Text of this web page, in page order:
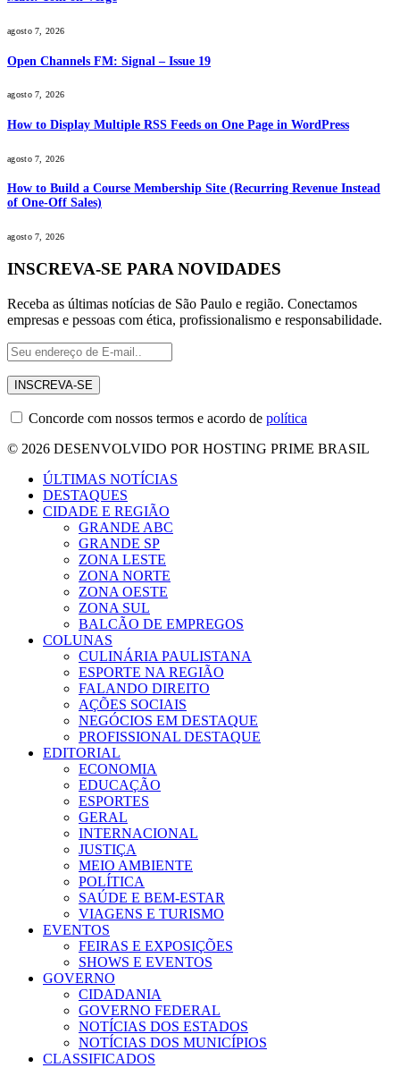
agosto 7, 2026
Open Channels FM: Signal – Issue 19
agosto 7, 2026
How to Display Multiple RSS Feeds on One Page in WordPress
agosto 7, 2026
How to Build a Course Membership Site (Recurring Revenue Instead
of One-Off Sales)
agosto 7, 2026
INSCREVA-SE PARA NOVIDADES
Receba as últimas notícias de São Paulo e região. Conectamos
empresas e pessoas com ética, profissionalismo e responsabilidade.
Concorde com nossos termos e acordo de política
© 2026 DESENVOLVIDO POR HOSTING PRIME BRASIL
ÚLTIMAS NOTÍCIAS
DESTAQUES
CIDADE E REGIÃO
GRANDE ABC
GRANDE SP
ZONA LESTE
ZONA NORTE
ZONA OESTE
ZONA SUL
BALCÃO DE EMPREGOS
COLUNAS
CULINÁRIA PAULISTANA
ESPORTE NA REGIÃO
FALANDO DIREITO
AÇÕES SOCIAIS
NEGÓCIOS EM DESTAQUE
PROFISSIONAL DESTAQUE
EDITORIAL
ECONOMIA
EDUCAÇÃO
ESPORTES
GERAL
INTERNACIONAL
JUSTIÇA
MEIO AMBIENTE
POLÍTICA
SAÚDE E BEM-ESTAR
VIAGENS E TURISMO
EVENTOS
FEIRAS E EXPOSIÇÕES
SHOWS E EVENTOS
GOVERNO
CIDADANIA
GOVERNO FEDERAL
NOTÍCIAS DOS ESTADOS
NOTÍCIAS DOS MUNICÍPIOS
CLASSIFICADOS